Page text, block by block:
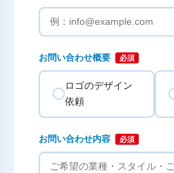
お問い合わせ概要 必須
ロゴのデザイン
依頼
お問い合わせ内容 必須